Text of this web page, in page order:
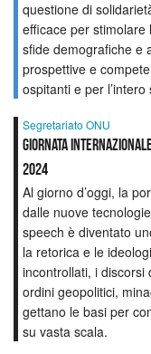
questione di
efficace per
sfide demografiche e
prospettive e
ospitanti e per
Segretariato ONU
Giornata
2024
Al giorno d’oggi, la
dalle nuove
speech è diventato
la retorica e le
incontrollati, i discorsi
ordini geopolitici,
gettano le basi per
su vasta scala.